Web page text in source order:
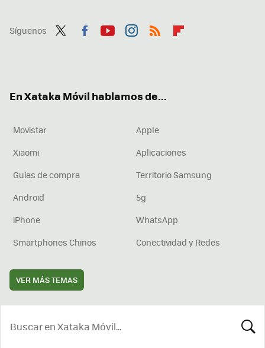
Síguenos
En Xataka Móvil hablamos de...
Movistar
Apple
Xiaomi
Aplicaciones
Guías de compra
Territorio Samsung
Android
5g
iPhone
WhatsApp
Smartphones Chinos
Conectividad y Redes
VER MÁS TEMAS